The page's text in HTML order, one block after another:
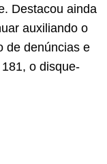
Destacou ainda
auxiliando o
de denúncias e
o disque-